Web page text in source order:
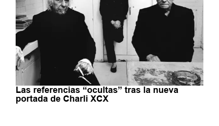
Las referencias “ocultas” tras la nueva
portada de Charli XCX